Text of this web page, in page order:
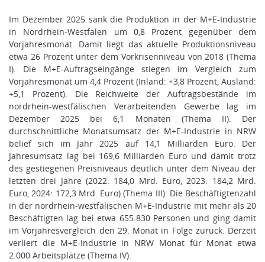
Im Dezember 2025 sank die Produktion in der M+E-Industrie
in Nordrhein-Westfalen um 0,8 Prozent gegenüber dem
Vorjahresmonat. Damit liegt das aktuelle Produktionsniveau
etwa 26 Prozent unter dem Vorkrisenniveau von 2018 (Thema
I). Die M+E-Auftragseingänge stiegen im Vergleich zum
Vorjahresmonat um 4,4 Prozent (Inland: +3,8 Prozent, Ausland:
+5,1 Prozent). Die Reichweite der Auftragsbestände im
nordrhein-westfälischen Verarbeitenden Gewerbe lag im
Dezember 2025 bei 6,1 Monaten (Thema II). Der
durchschnittliche Monatsumsatz der M+E-Industrie in NRW
belief sich im Jahr 2025 auf 14,1 Milliarden Euro. Der
Jahresumsatz lag bei 169,6 Milliarden Euro und damit trotz
des gestiegenen Preisniveaus deutlich unter dem Niveau der
letzten drei Jahre (2022: 184,0 Mrd. Euro, 2023: 184,2 Mrd.
Euro, 2024: 172,3 Mrd. Euro) (Thema III). Die Beschäftigtenzahl
in der nordrhein-westfälischen M+E-Industrie mit mehr als 20
Beschäftigten lag bei etwa 655.830 Personen und ging damit
im Vorjahresvergleich den 29. Monat in Folge zurück. Derzeit
verliert die M+E-Industrie in NRW Monat für Monat etwa
2.000 Arbeitsplätze (Thema IV).